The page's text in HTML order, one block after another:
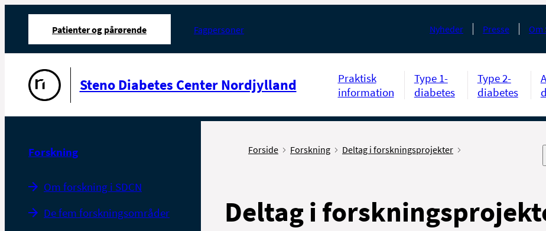
Patienter og pårørende Fagpersoner Nyheder Presse Om
Steno Diabetes Center Nordjylland
Praktisk
information
Type 1-
diabetes
Type 2-
diabetes
Forskning
Om forskning i SDCN
De fem forskningsområder
Forside Forskning Deltag i forskningsprojekter
Deltag i